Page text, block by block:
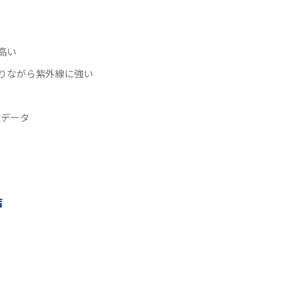
い
がら紫外線に強い
ータ